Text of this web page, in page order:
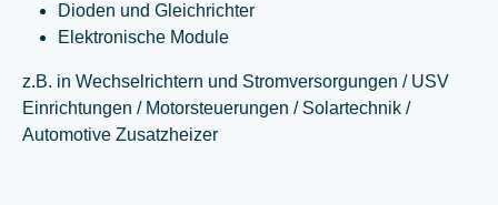
Dioden und Gleichrichter
Elektronische Module
z.B. in Wechselrichtern und Stromversorgungen / USV
Einrichtungen / Motorsteuerungen / Solartechnik /
Automotive Zusatzheizer